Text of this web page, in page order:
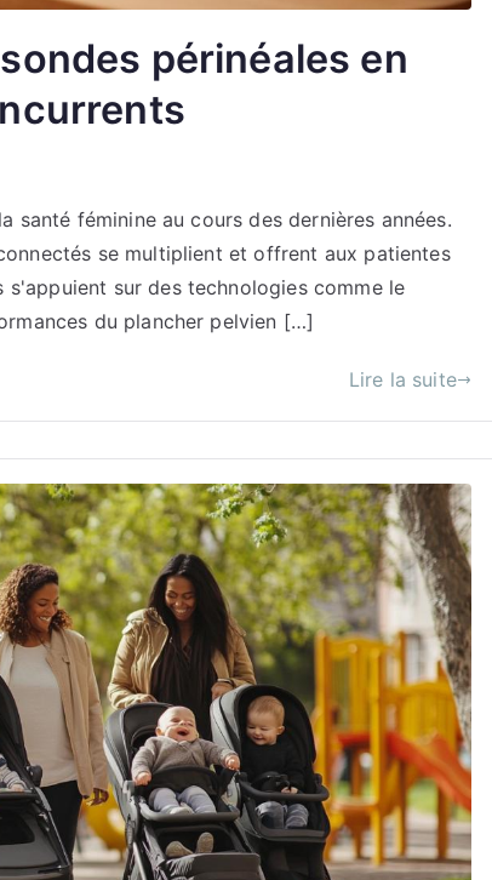
périnéales en
santé féminine au cours des dernières années.
se multiplient et offrent aux patientes
sur des technologies comme le
du plancher pelvien […]
Lire la suite